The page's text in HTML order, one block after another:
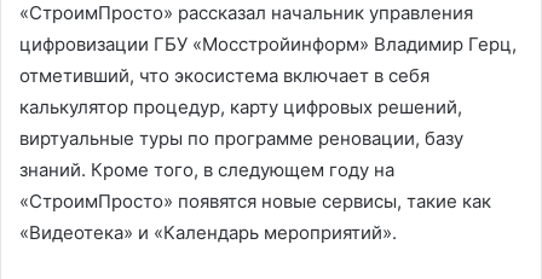
«СтроимПросто» рассказал начальник управления
цифровизации ГБУ «Мосстройинформ» Владимир Герц,
отметивший, что экосистема включает в себя
калькулятор процедур, карту цифровых решений,
виртуальные туры по программе реновации, базу
знаний. Кроме того, в следующем году на
«СтроимПросто» появятся новые сервисы, такие как
«Видеотека» и «Календарь мероприятий».